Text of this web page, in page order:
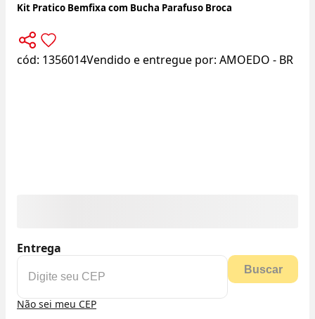
Kit Pratico Bemfixa com Bucha Parafuso Broca
cód: 1356014Vendido e entregue por: AMOEDO - BR
Entrega
Buscar
Não sei meu CEP